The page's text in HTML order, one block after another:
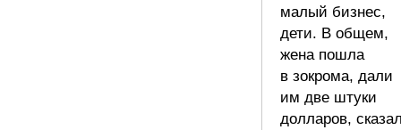
малый бизнес,
дети. В общем,
жена пошла
в зокрома, дали
им две штуки
долларов,